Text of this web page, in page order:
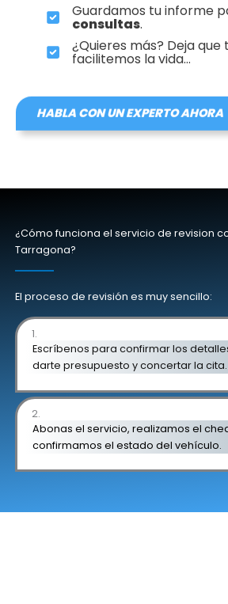
Guardamos tu informe
consultas.
¿Quieres más? Deja que
facilitemos la vida…
HABLA CON UN EXPERTO AHORA
¿Cómo funciona el servicio de revision
Tarragona?
El proceso de revisión es muy sencillo:
1.
Escríbenos para confirmar los
darte presupuesto y concertar la cita.
2.
Abonas el servicio, realizamos el
confirmamos el estado del vehículo.